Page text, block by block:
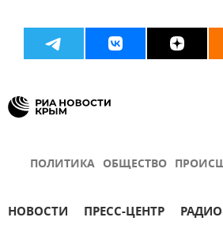
ПОЛИТИКА ОБЩЕСТВО
НОВОСТИ ПРЕСС-ЦЕНТР РАДИО